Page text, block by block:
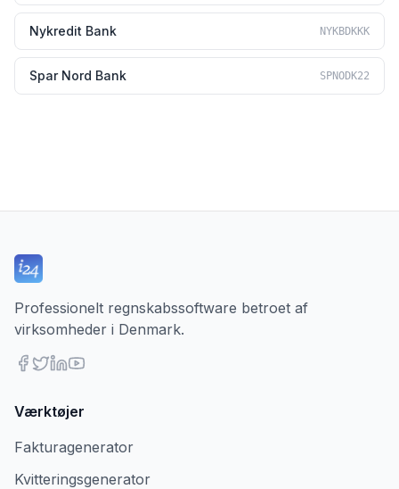
Nykredit Bank NYKBDKKK
Spar Nord Bank SPNODK22
Professionelt regnskabssoftware betroet af
virksomheder i Denmark.
Værktøjer
Fakturagenerator
Kvitteringsgenerator